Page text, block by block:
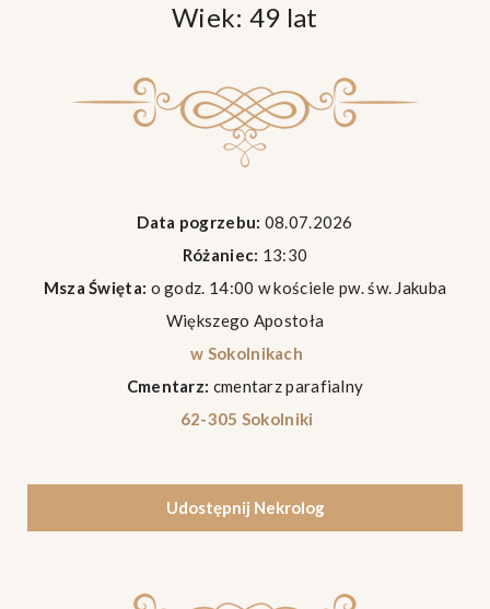
Wiek: 49 lat
Data pogrzebu: 08.07.2026
Różaniec: 13:30
Msza Święta: o godz. 14:00 w kościele pw. św. Jakuba
Większego Apostoła
w Sokolnikach
Cmentarz: cmentarz parafialny
62-305 Sokolniki
Udostępnij Nekrolog